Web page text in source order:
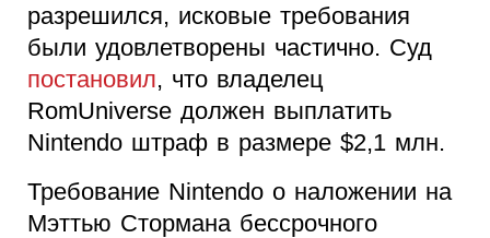
разрешился, исковые требования
были удовлетворены частично. Суд
постановил, что владелец
RomUniverse должен выплатить
Nintendo штраф в размере $2,1 млн.
Требование Nintendo о наложении на
Мэттью Стормана бессрочного